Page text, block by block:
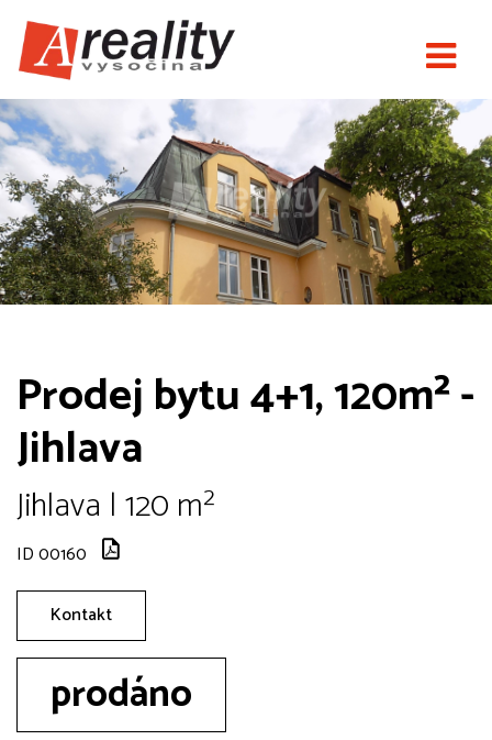
Prodej bytu 4+1, 120m² -
Jihlava
Jihlava | 120 m²
ID 00160
Kontakt
prodáno